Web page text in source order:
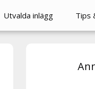
Utvalda inlägg Tips